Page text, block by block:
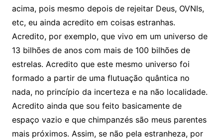
acima, pois mesmo depois de rejeitar Deus, OVNIs,
etc, eu ainda acredito em coisas estranhas.
Acredito, por exemplo, que vivo em um universo de
13 bilhões de anos com mais de 100 bilhões de
estrelas. Acredito que este mesmo universo foi
formado a partir de uma flutuação quântica no
nada, no princípio da incerteza e na não localidade.
Acredito ainda que sou feito basicamente de
espaço vazio e que chimpanzés são meus parentes
mais próximos. Assim, se não pela estranheza, por